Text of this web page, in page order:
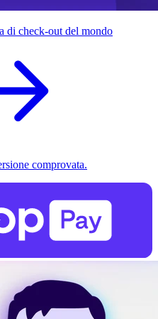
di check-out del mondo
comprovata.